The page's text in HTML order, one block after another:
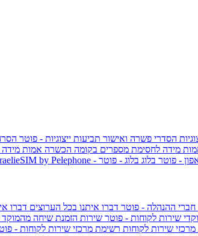
הסדרי פשרה ואישור תביעות ייצוגיות - פוטר
מידה לחסימת מספרים בקומה הכשרה אמות
- פוטר בלוג בלוג - פוטר
חברי ההנהלה - פוטר דברו איתנו בכל הערוצים דברו
שירות לקוחות - פוטר שירות הזמנת שיחה מהמוקד
שירות לקוחות רשימת מרכזי שירות לקוחות -